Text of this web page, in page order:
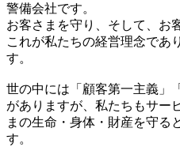
警備会社です。
お客さまを守り、そして、お
これが私たちの経営理念であ
す。
世の中には「顧客第一主義」
がありますが、私たちもサー
まの生命・身体・財産を守る
す。